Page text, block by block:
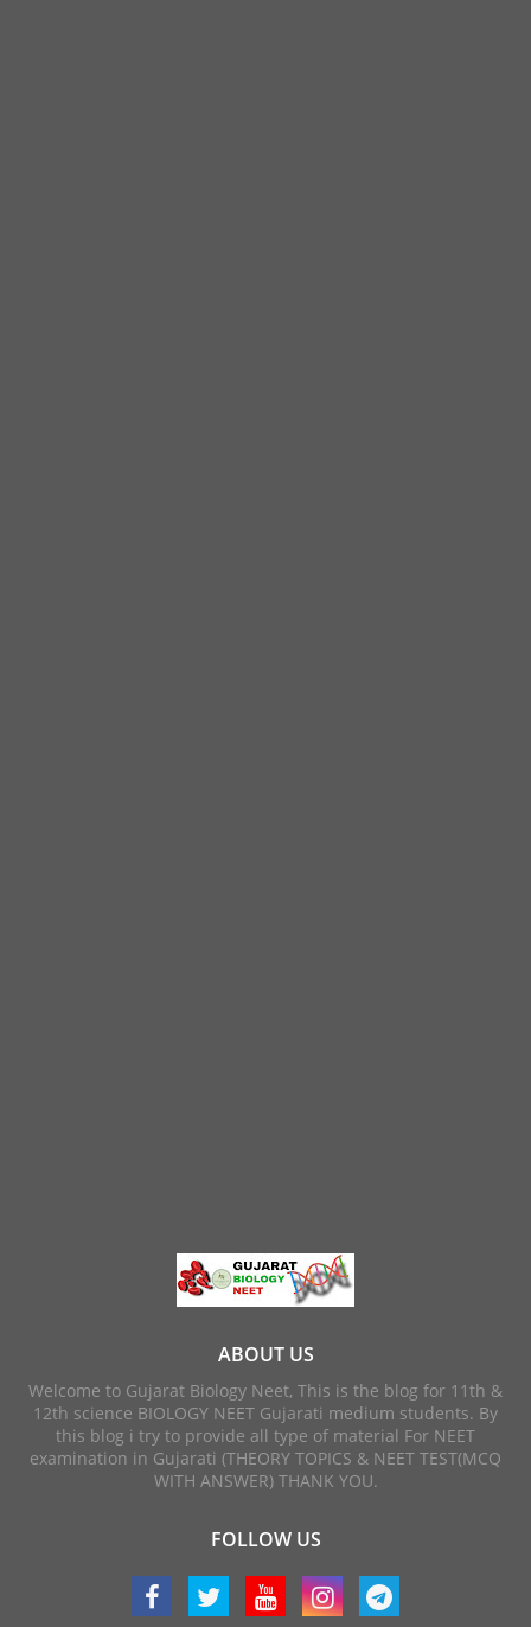
ABOUT US
Welcome to Gujarat Biology Neet, This is the blog for 11th &
12th science BIOLOGY NEET Gujarati medium students. By
this blog i try to provide all type of material For NEET
examination in Gujarati (THEORY TOPICS & NEET TEST(MCQ
WITH ANSWER) THANK YOU.
FOLLOW US